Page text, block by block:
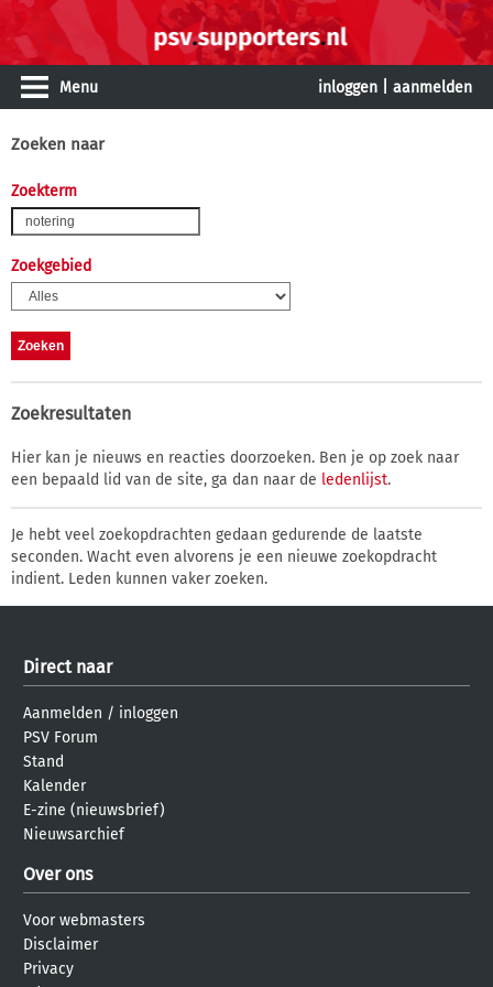
Menu inloggen aanmelden
Zoeken naar
Zoekterm
Zoekgebied
Zoekresultaten
Hier kan je nieuws en reacties doorzoeken. Ben je op zoek naar
een bepaald lid van de site, ga dan naar de ledenlijst.
Je hebt veel zoekopdrachten gedaan gedurende de laatste
seconden. Wacht even alvorens je een nieuwe zoekopdracht
indient. Leden kunnen vaker zoeken.
Direct naar
Aanmelden / inloggen
PSV Forum
Stand
Kalender
E-zine (nieuwsbrief)
Nieuwsarchief
Over ons
Voor webmasters
Disclaimer
Privacy